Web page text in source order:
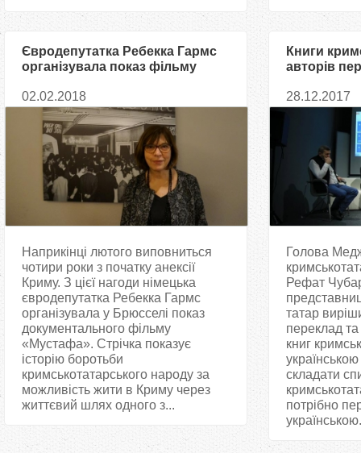
Євродепутатка Ребекка Гармс
організувала показ фільму
02.02.2018
Наприкінці лютого виповниться
чотири роки з початку анексії
Криму. З цієї нагоди німецька
євродепутатка Ребекка Гармс
організувала у Брюсселі показ
документального фільму
«Мустафа». Стрічка показує
історію боротьби
кримськотатарського народу за
можливість жити в Криму через
життєвий шлях одного з...
Книги
авторів
28.12.2017
Голова
Рефат
татар
переклад
книг
складати
потрібно